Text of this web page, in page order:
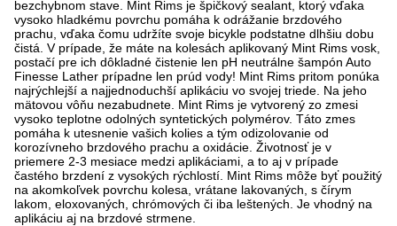
bezchybnom stave. Mint Rims je špičkový sealant, ktorý vďaka
vysoko hladkému povrchu pomáha k odrážanie brzdového
prachu, vďaka čomu udržíte svoje bicykle podstatne dlhšiu dobu
čistá. V prípade, že máte na kolesách aplikovaný Mint Rims vosk,
postačí pre ich dôkladné čistenie len pH neutrálne šampón Auto
Finesse Lather prípadne len prúd vody! Mint Rims pritom ponúka
najrýchlejší a najjednoduchší aplikáciu vo svojej triede. Na jeho
mätovou vôňu nezabudnete. Mint Rims je vytvorený zo zmesi
vysoko teplotne odolných syntetických polymérov. Táto zmes
pomáha k utesnenie vašich kolies a tým odizolovanie od
korozívneho brzdového prachu a oxidácie. Životnosť je v
priemere 2-3 mesiace medzi aplikáciami, a to aj v prípade
častého brzdení z vysokých rýchlostí. Mint Rims môže byť použitý
na akomkoľvek povrchu kolesa, vrátane lakovaných, s čírym
lakom, eloxovaných, chrómových či iba leštených. Je vhodný na
aplikáciu aj na brzdové strmene.